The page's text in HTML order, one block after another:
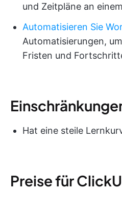
und Zeitpläne an
Automatisieren Sie
Automatisierungen,
Fristen und
Hat eine steile
Preise für